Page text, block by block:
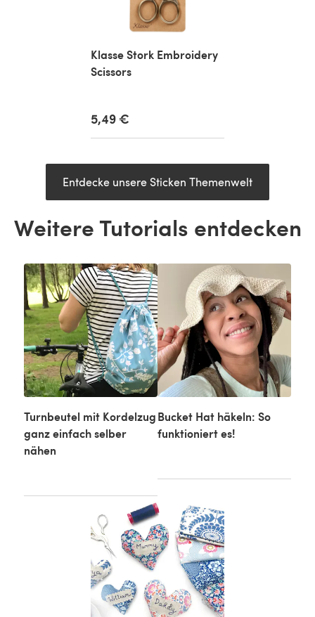
Klasse Stork Embroidery
Scissors
5,49 €
Entdecke unsere Sticken Themenwelt
Weitere Tutorials entdecken
Turnbeutel mit Kordelzug
ganz einfach selber
nähen
Bucket Hat häkeln: So
funktioniert es!